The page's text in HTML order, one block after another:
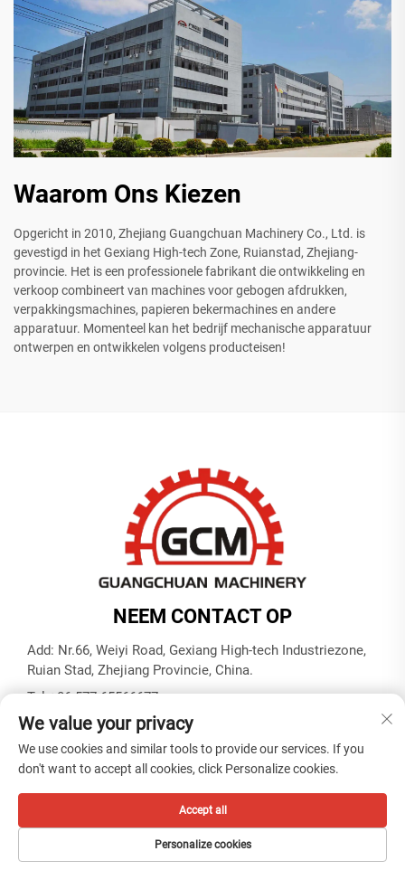
Waarom Ons Kiezen
Opgericht in 2010, Zhejiang Guangchuan Machinery Co., Ltd. is
gevestigd in het Gexiang High-tech Zone, Ruianstad, Zhejiang-
provincie. Het is een professionele fabrikant die ontwikkeling en
verkoop combineert van machines voor gebogen afdrukken,
verpakkingsmachines, papieren bekermachines en andere
apparatuur. Momenteel kan het bedrijf mechanische apparatuur
ontwerpen en ontwikkelen volgens producteisen!
NEEM CONTACT OP
Add: Nr.66, Weiyi Road, Gexiang High-tech Industriezone,
Ruian Stad, Zhejiang Provincie, China.
Tel:+86-577-65566677
E-mail: [email protected]
LTD -Privacybeleid
We value your privacy
We use cookies and similar tools to provide our services. If you
don't want to accept all cookies, click Personalize cookies.
Personalize cookies
Accept all